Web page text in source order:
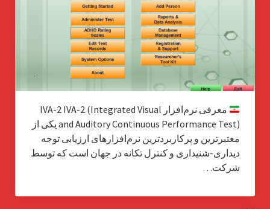
معرفی نرم‌افزار IVA-2 IVA-2 (Integrated Visual
and Auditory Continuous Performance Test) یکی از
معتبرترین و پرکاربردترین نرم‌افزارهای ارزیابی توجه
دیداری-شنیداری و کنترل تکانه در جهان است که توسط
شرکت…